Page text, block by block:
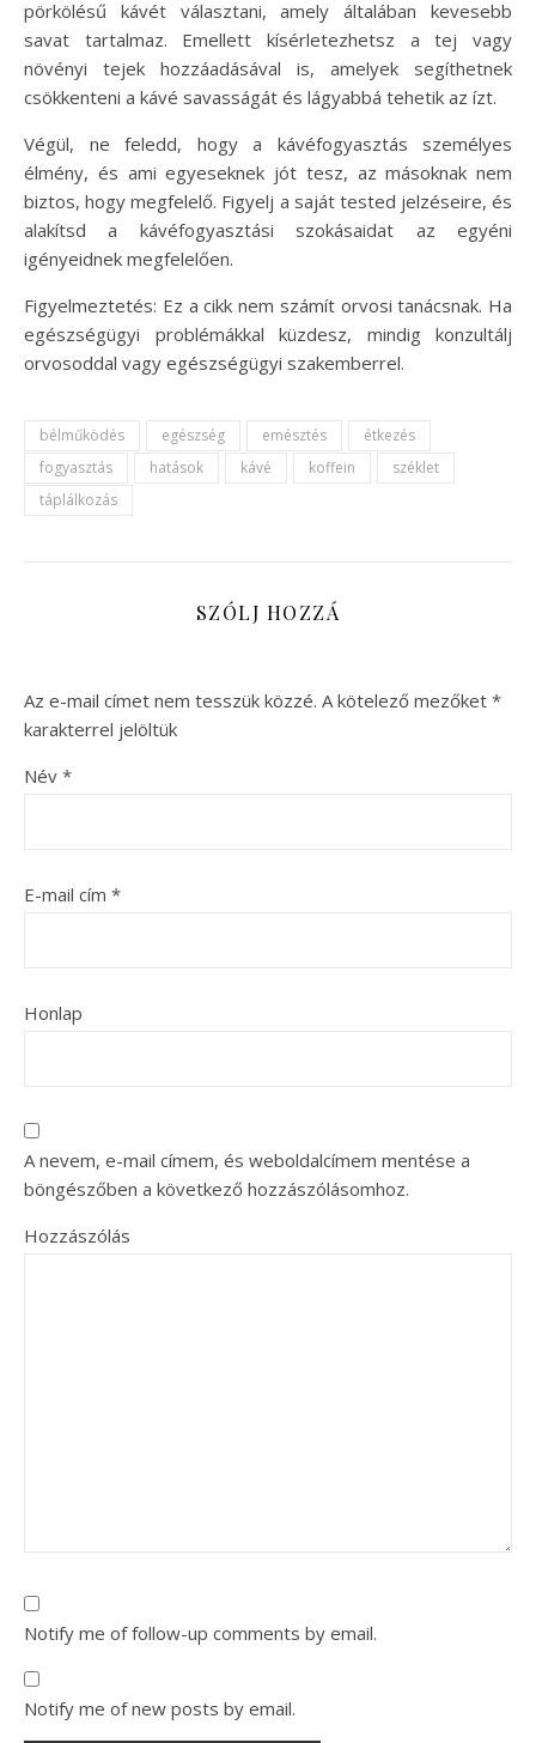
pörkölésű kávét választani, amely általában kevesebb
savat tartalmaz. Emellett kísérletezhetsz a tej vagy
növényi tejek hozzáadásával is, amelyek segíthetnek
csökkenteni a kávé savasságát és lágyabbá tehetik az ízt.
Végül, ne feledd, hogy a kávéfogyasztás személyes
élmény, és ami egyeseknek jót tesz, az másoknak nem
biztos, hogy megfelelő. Figyelj a saját tested jelzéseire, és
alakítsd a kávéfogyasztási szokásaidat az egyéni
igényeidnek megfelelően.
Figyelmeztetés: Ez a cikk nem számít orvosi tanácsnak. Ha
egészségügyi problémákkal küzdesz, mindig konzultálj
orvosoddal vagy egészségügyi szakemberrel.
bélműködés egészség emésztés
étkezés
fogyasztás
hatások kávé koffein
széklet
táplálkozás
SZÓLJ HOZZÁ
Az e-mail címet nem tesszük közzé. A kötelező mezőket *
karakterrel jelöltük
Név *
E-mail cím *
Honlap
A nevem, e-mail címem, és weboldalcímem mentése a
böngészőben a következő hozzászólásomhoz.
Hozzászólás
Notify me of follow-up comments by email.
Notify me of new posts by email.